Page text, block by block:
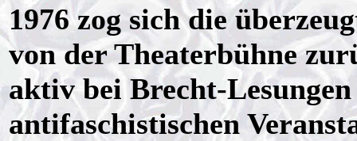
1976 zog sich die
von der Theaterbühne
aktiv bei Brecht-
antifaschistischen